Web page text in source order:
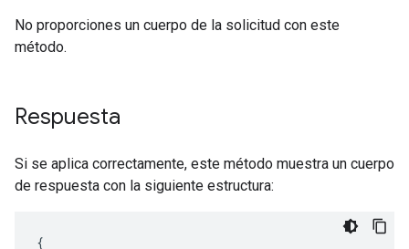
No proporciones un cuerpo de la solicitud con este
método.
Respuesta
Si se aplica correctamente, este método muestra un cuerpo
de respuesta con la siguiente estructura:
{